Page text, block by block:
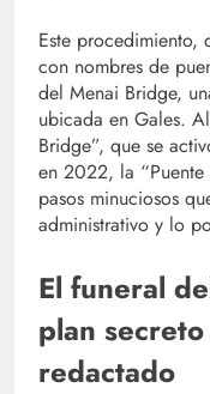
Este procedimiento,
con nombres de
del Menai Bridge,
ubicada en Gales.
Bridge”, que se
en 2022, la
pasos minuciosos
administrativo y lo
El funeral
plan
redactado